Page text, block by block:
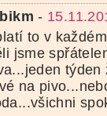
-
to v
jsme
na